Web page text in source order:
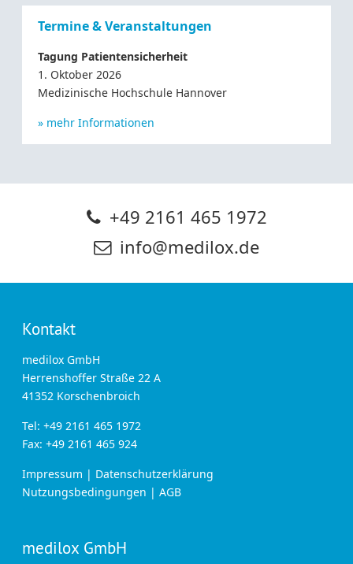
Termine & Veranstaltungen
Tagung Patientensicherheit
1. Oktober 2026
Medizinische Hochschule Hannover
» mehr Informationen
+49 2161 465 1972
info@medilox.de
Kontakt
medilox GmbH
Herrenshoffer Straße 22 A
41352 Korschenbroich
Tel: +49 2161 465 1972
Fax: +49 2161 465 924
Impressum | Datenschutzerklärung
Nutzungsbedingungen | AGB
medilox GmbH